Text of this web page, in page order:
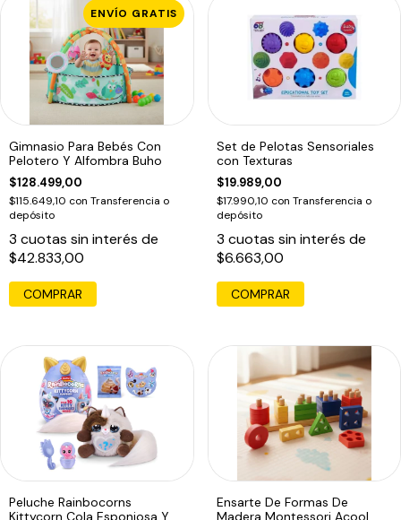
ENVÍO GRATIS
Gimnasio Para Bebés Con
Pelotero Y Alfombra Buho
$128.499,00
$115.649,10 con Transferencia o
depósito
3 cuotas sin interés de
$42.833,00
Set de Pelotas Sensoriales
con Texturas
$19.989,00
$17.990,10 con Transferencia o
depósito
3 cuotas sin interés de
$6.663,00
Peluche Rainbocorns
Kittycorn Cola Esponjosa Y
Ensarte De Formas De
Madera Montessori Acool